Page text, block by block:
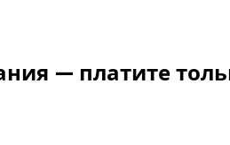
— платите